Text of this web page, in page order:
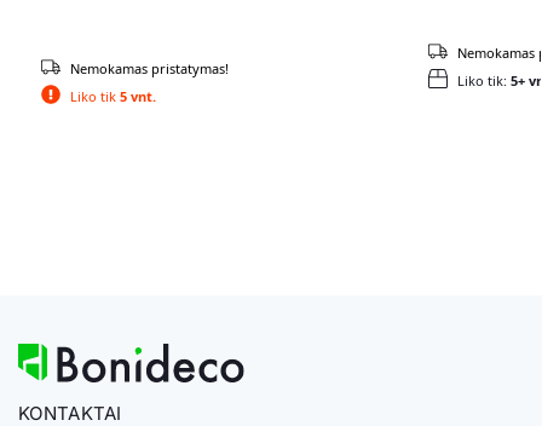
Liko tik 5 vnt.
Nemokamas pristatymas!
Liko tik: 5+
Nemokamas
KONTAKTAI